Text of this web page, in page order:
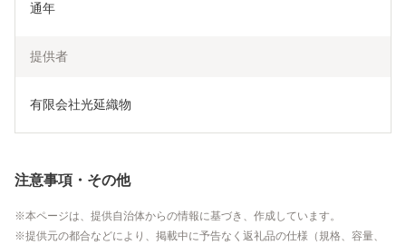
通年
提供者
有限会社光延織物
注意事項・その他
本ページは、提供自治体からの情報に基づき、作成しています。
提供元の都合などにより、掲載中に予告なく返礼品の仕様（規格、容量、